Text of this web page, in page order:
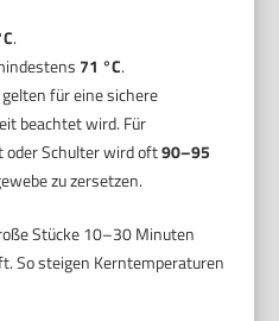
.
71 °C.
gelten für eine sichere
beachtet wird. Für
Schulter wird oft90–95
zu zersetzen.
Stücke 10–30 Minuten
So steigen Kerntemperaturen